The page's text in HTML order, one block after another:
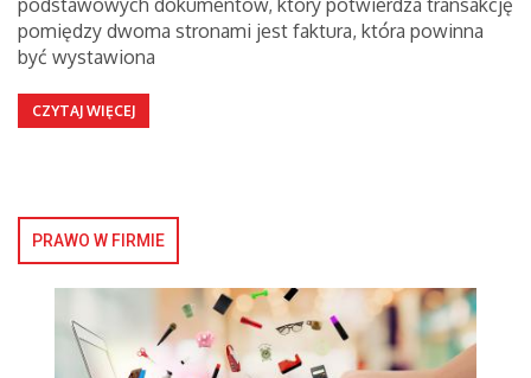
podstawowych dokumentów, który potwierdza transakcję
pomiędzy dwoma stronami jest faktura, która powinna
być wystawiona
CZYTAJ WIĘCEJ
PRAWO W FIRMIE